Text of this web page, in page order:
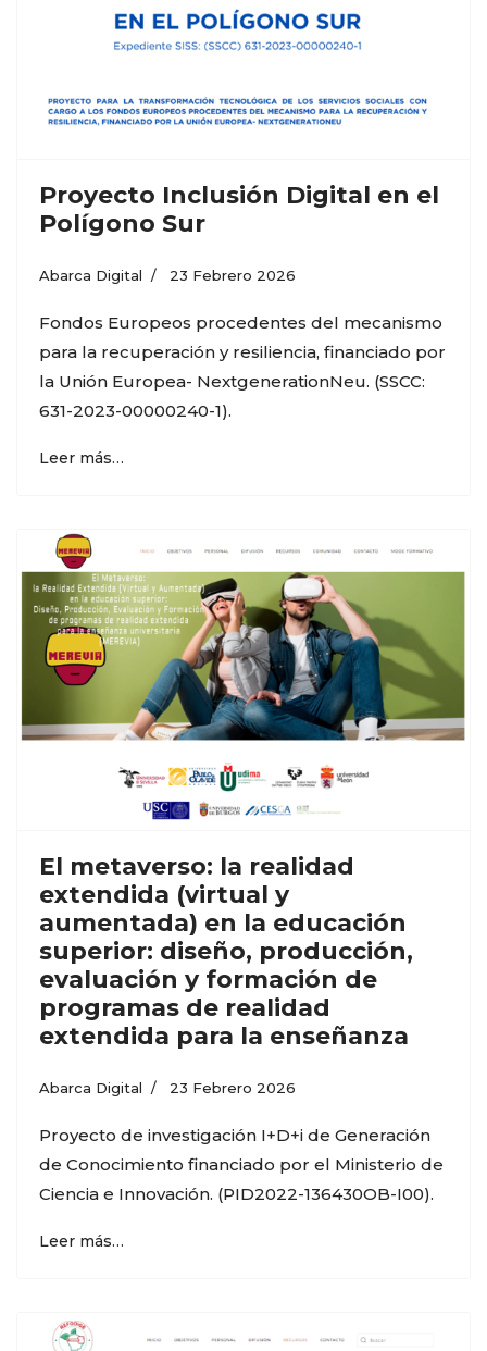
Proyecto Inclusión Digital en el
Polígono Sur
Abarca Digital 23 Febrero 2026
Fondos Europeos procedentes del mecanismo
para la recuperación y resiliencia, financiado por
la Unión Europea- NextgenerationNeu. (SSCC:
631-2023-00000240-1).
Leer más…
El metaverso: la realidad
extendida (virtual y
aumentada) en la educación
superior: diseño, producción,
evaluación y formación de
programas de realidad
extendida para la enseñanza
Abarca Digital 23 Febrero 2026
Proyecto de investigación I+D+i de Generación
de Conocimiento financiado por el Ministerio de
Ciencia e Innovación. (PID2022-136430OB-I00).
Leer más…